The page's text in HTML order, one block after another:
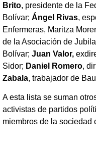
Brito, presidente de la
Bolívar; Ángel Rivas,
Enfermeras, Maritza
de la Asociación de
Bolívar; Juan Valor,
Sidor; Daniel Romero,
Zabala, trabajador de
A esta lista se suman
activistas de partidos
miembros de la sociedad